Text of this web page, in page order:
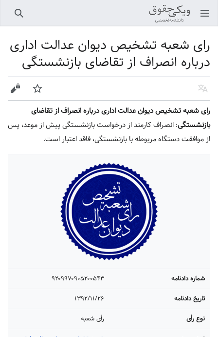
باز کردن منو اصلی جستجو
رای شعبه تشخیص دیوان عدالت اداری
درباره انصراف از تقاضای بازنشستگی
زبان پیگیری ویرایش
رای شعبه تشخیص دیوان عدالت اداری درباره انصراف از تقاضای
بازنشستگی: انصراف کارمند از درخواست بازنشستگی پیش از موعد، پس
از موافقت دستگاه مربوطه با بازنشستگی، فاقد اعتبار است.
شماره دادنامه
۹۲۰۹۹۷۰۹۰۵۲۰۰۵۴۳
تاریخ دادنامه
۱۳۹۲/۱۱/۲۶
نوع رأی
رأی شعبه